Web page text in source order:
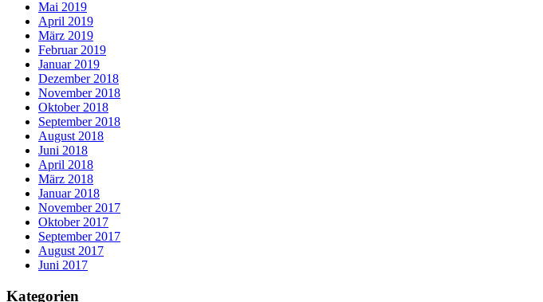
Mai 2019
April 2019
März 2019
Februar 2019
Januar 2019
Dezember 2018
November 2018
Oktober 2018
September 2018
August 2018
Juni 2018
April 2018
März 2018
Januar 2018
November 2017
Oktober 2017
September 2017
August 2017
Juni 2017
Kategorien